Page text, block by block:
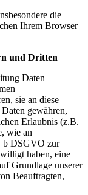
die
Ihrem Browser
und Dritten
Daten
sie an diese
gewähren,
Erlaubnis (z.B.
wie an
b DSGVO zur
haben, eine
Grundlage unserer
Beauftragten,